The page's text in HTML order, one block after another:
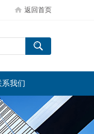
返回首页
系我们